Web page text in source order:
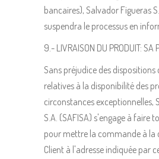
bancaires), Salvador Figueras
suspendra le processus en
9.- LIVRAISON DU PRODUIT: SA
Sans préjudice des dispositions
relatives à la disponibilité des
circonstances exceptionnelles,
S.A. (SAFISA) s'engage à faire
pour mettre la commande à la
Client à l'adresse indiquée par